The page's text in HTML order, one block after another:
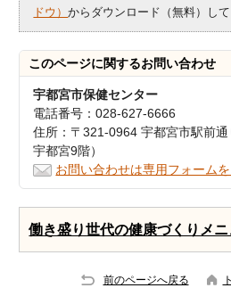
ドウ）からダウンロード（無料）して
このページに関するお問い合わせ
宇都宮市保健センター
電話番号：028-627-6666
住所：〒321-0964 宇都宮市駅前
宇都宮9階）
お問い合わせは専用フォームを
働き盛り世代の健康づくりメ
前のページへ戻る